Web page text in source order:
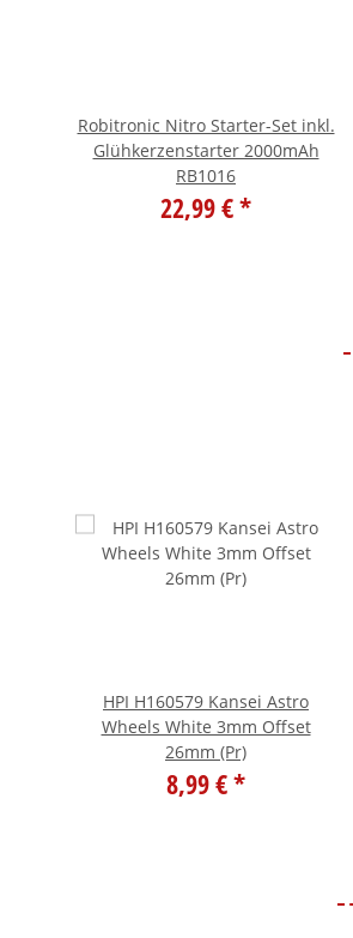
Robitronic Nitro Starter-Set inkl.
Glühkerzenstarter 2000mAh
RB1016
22,99 €*
HPI H160579 Kansei Astro
Wheels White 3mm Offset
26mm (Pr)
8,99 €*